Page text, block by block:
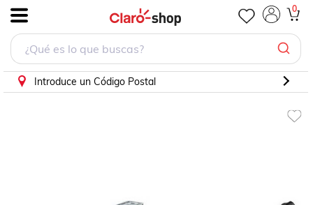
0
Introduce un Código Postal
FARO ODYSSEY 1999-2004 TYC PILOTO